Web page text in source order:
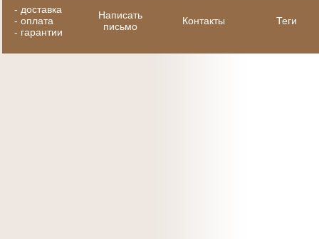
- доставка
- оплата
- гарантии
Написать
письмо
Контакты Теги